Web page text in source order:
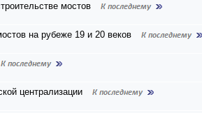
мостов
на рубеже 19 и 20 веков
централизации